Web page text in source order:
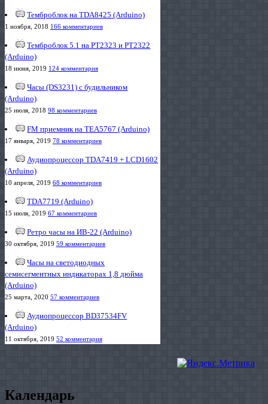
Темброблок на TDA8425 (Arduino)
1 ноября, 2018 166 комментариев
Темброблок 5.1 на PT2323 и PT2322
(Arduino)
18 июня, 2019 124 комментария
Часы (DS3231) с будильником
(Arduino)
25 июля, 2018 98 комментариев
FM приемник на TEA5767 (Arduino)
17 января, 2019 78 комментариев
Аудиопроцессор TDA7419 + LCD1602
(Arduino)
10 апреля, 2019 68 комментариев
TDA7719 (Arduino)
15 июля, 2019 67 комментариев
Ретро часы на ИВ-22 (Arduino)
30 октября, 2019 59 комментариев
Часы на светодиодных
семисегментных индикаторах 1,8 дюйма
(Arduino)
25 марта, 2020 57 комментариев
Аудиопроцессор BD37534FV
(Arduino)
11 октября, 2019 52 комментария
Календарь